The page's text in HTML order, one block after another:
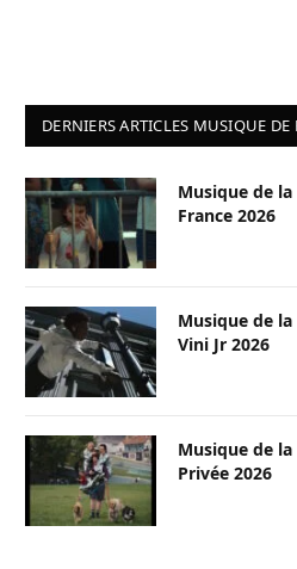
DERNIERS ARTICLES MUSIQUE DE
Musique de
France 2026
Musique de
Vini Jr 2026
Musique de
Privée 2026